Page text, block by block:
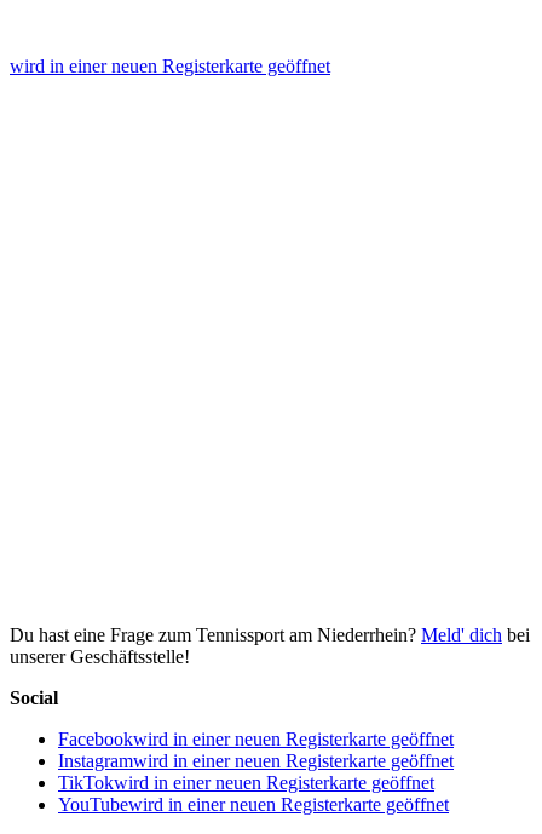
wird in einer neuen Registerkarte geöffnet
Du hast eine Frage zum Tennissport am Niederrhein? Meld' dich bei
unserer Geschäftsstelle!
Social
Facebookwird in einer neuen Registerkarte geöffnet
Instagramwird in einer neuen Registerkarte geöffnet
TikTokwird in einer neuen Registerkarte geöffnet
YouTubewird in einer neuen Registerkarte geöffnet